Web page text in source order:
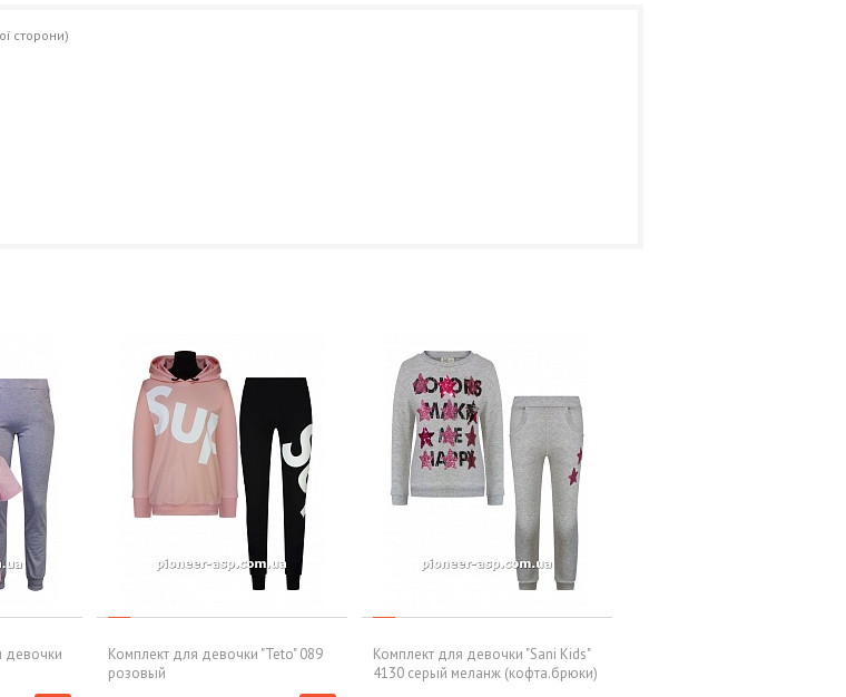
сторони)
девочки
Комплект для девочки "Teto" 089
розовый
Комплект для девочки "Sani Kids"
4130 серый меланж (кофта.брюки)